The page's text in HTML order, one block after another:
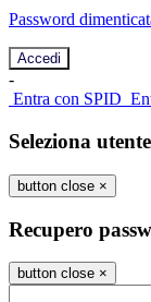
Password
-
Entra con SPID
Seleziona utente
button close ×
Recupero
button close ×